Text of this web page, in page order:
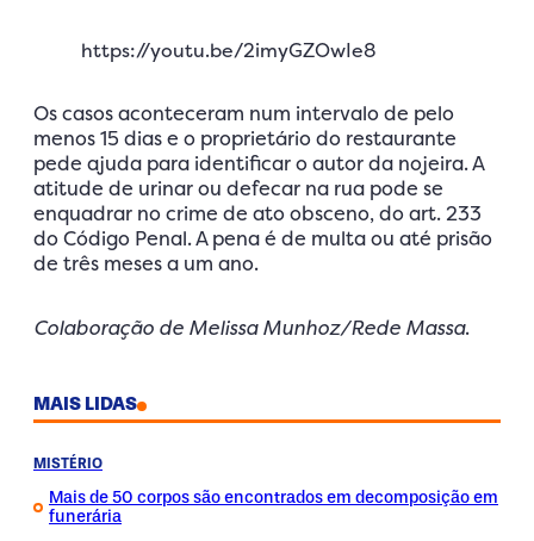
https://youtu.be/2imyGZOwIe8
Os casos aconteceram num intervalo de pelo
menos 15 dias e o proprietário do restaurante
pede ajuda para identificar o autor da nojeira. A
atitude de urinar ou defecar na rua pode se
enquadrar no crime de ato obsceno, do art. 233
do Código Penal. A pena é de multa ou até prisão
de três meses a um ano.
Colaboração de Melissa Munhoz/Rede Massa.
MAIS LIDAS
MISTÉRIO
Mais de 50 corpos são encontrados em decomposição em
funerária